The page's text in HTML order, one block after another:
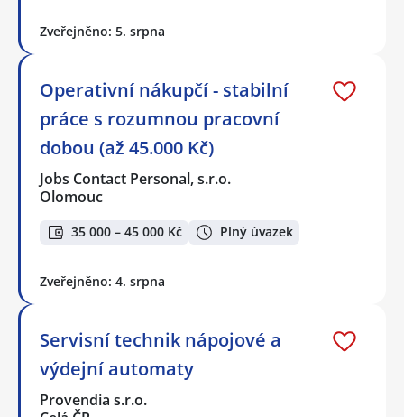
Zveřejněno: 5. srpna
Operativní nákupčí - stabilní
práce s rozumnou pracovní
dobou (až 45.000 Kč)
Jobs Contact Personal, s.r.o.
Olomouc
35 000 – 45 000 Kč Plný úvazek
Zveřejněno: 4. srpna
Servisní technik nápojové a
výdejní automaty
Provendia s.r.o.